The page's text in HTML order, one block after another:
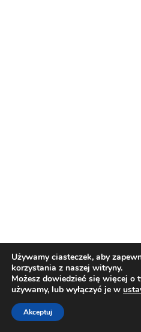
Używamy ciasteczek, aby
korzystania z naszej witryny.
Możesz dowiedzieć się więcej o
używamy, lub wyłączyć je w
Akceptuj